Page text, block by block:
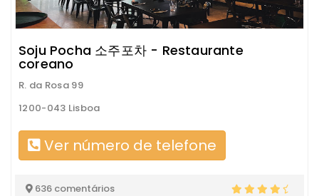
Soju Pocha 소주포차 - Restaurante
coreano
R. da Rosa 99
1200-043 Lisboa
Ver número de telefone
636 comentários